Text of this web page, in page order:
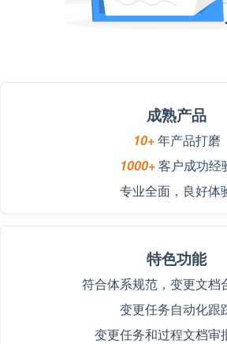
成熟产品
10+年产品打磨
1000+客户成功经
专业全面，良好体
特色功能
符合体系规范，变更文档
变更任务自动化跟
变更任务和过程文档审